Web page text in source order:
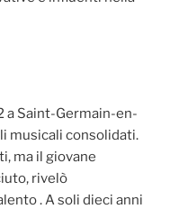
a Saint-Germain-en-
musicali consolidati.
ma il giovane
rivelò
. A soli dieci anni